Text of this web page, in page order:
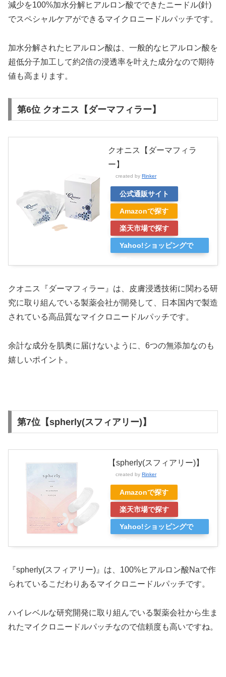
減少を100%加水分解ヒアルロン酸でできたニードル(針)
でスペシャルケアができるマイクロニードルパッチです。
加水分解されたヒアルロン酸は、一般的なヒアルロン酸を
超低分子加工して約2倍の浸透率を叶えた成分なので期待
値も高まります。
第6位 クオニス【ダーマフィラー】
クオニス【ダーマフィラ
ー】
created by Rinker
公式通販サイト
Amazonで探す
楽天市場で探す
Yahoo!ショッピングで
クオニス『ダーマフィラー』は、皮膚浸透技術に関わる研
究に取り組んでいる製薬会社が開発して、日本国内で製造
されている高品質なマイクロニードルパッチです。
余計な成分を肌奥に届けないように、6つの無添加なのも
嬉しいポイント。
第7位【spherly(スフィアリー)】
【spherly(スフィアリー)】
created by Rinker
Amazonで探す
楽天市場で探す
Yahoo!ショッピングで
『spherly(スフィアリー)』は、100%ヒアルロン酸Naで作
られているこだわりあるマイクロニードルパッチです。
ハイレベルな研究開発に取り組んでいる製薬会社から生ま
れたマイクロニードルパッチなので信頼度も高いですね。